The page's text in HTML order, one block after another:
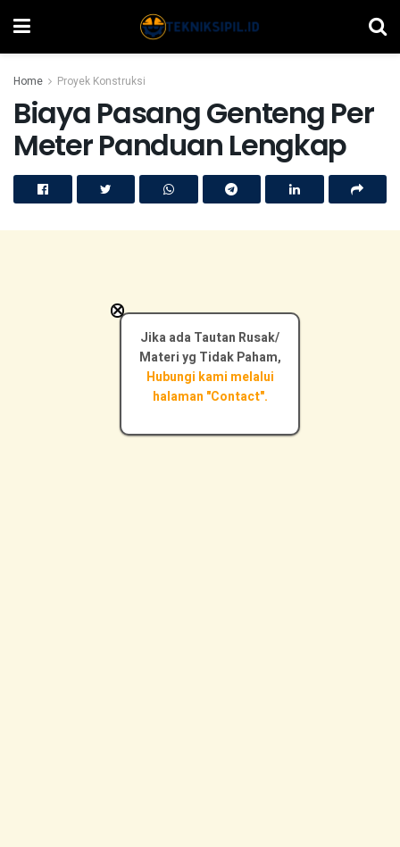
Home Proyek Konstruksi
Biaya Pasang Genteng Per
Meter Panduan Lengkap
Jika ada Tautan Rusak/
Materi yg Tidak Paham,
Hubungi kami melalui
halaman "Contact".
×